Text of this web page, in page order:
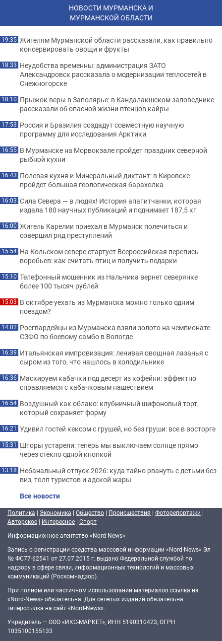
НОВОСТИ МУРМАНСКА И
МУРМАНСКОЙ ОБЛАСТИ
19:35 Жителям Мурманской области рассказали, как правильно
консервировать овощи и фрукты
18:33 Неудобства временны: администрация ЗАТО
Александровск рассказала о модернизации теплосетей в
Снежногорске
18:10 Прыжок веры в Заполярье: в Кандалакшском заповеднике
рассказали об опасной жизни птенцов кайры
17:53 Россия и Бразилия создадут совместную научную
программу для исследования Арктики
16:55 В Мурманске на Морвокзале пройдет праздник северной
рыбной кухни
16:43 Полевая кухня и Минеральный диктант: в Кировске
пройдет большая геологическая барахолка
16:03 Сила Севера — в людях! История апатитчанки, которая
издала 180 научных публикаций и поднимает 187,5 кг
16:00 Житель Карелии приехал в Мурманск полечиться и
совершил ряд преступлений
15:54 На Кольском севере стартует Всероссийская перепись
воробьев: как считать птиц и получить подарки
15:10 Телефонный мошенник из Нальчика вернет северянке
более 100 тысяч рублей
15:03 В октябре уехать из Мурманска можно только одним
поездом?
14:02 Росгвардейцы из Мурманска взяли золото на чемпионате
СЗФО по боевому самбо в Вологде
16:39 Итальянская импровизация: ленивая овощная лазанья с
сыром из того, что нашлось в холодильнике
16:36 Маскируем кабачки под десерт из кофейни: эффектно
справляемся с кабачковым нашествием
16:54 Воздушный как облако: клубничный шифоновый торт,
который сохраняет форму
16:21 Удивил гостей кексом с грушей, но без груши: все в восторге
15:31 Шторы устарели: теперь мы выключаем солнце прямо
через стекло одной кнопкой
13:18 Небанальный отпуск 2026: куда тайно рвануть с детьми без
виз, толп туристов и адской жары
Все новости
Политика | Экономика | Общество | Происшествия | Фоторепортажи |
Авторское | Интересное | Спорт
Информационное агентство «Nord-News»
Запись о регистрации средства массовой информации «Nord-News» Эл
№ ФС77-62541 от 27.07.2015 г. выдано Федеральной службой по
надзору в сфере связи, информационных технологий и массовых
коммуникаций (Роскомнадзор).
При полном или частичном использовании материалов ссылка на
«Nord-News» обязательна. Для сетевых изданий обязательна
гиперссылка на сайт «Nord-News».
Учредитель — ООО «ИКС-МАРКЕТ», ИНН 5190310423, ОГРН
1035100155133